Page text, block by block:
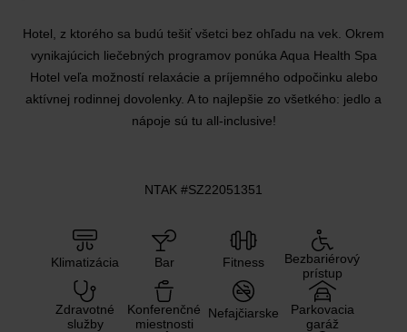
Hotel, z ktorého sa budú tešiť všetci bez ohľadu na vek. Okrem
vynikajúcich liečebných programov ponúka Aqua Health Spa
Hotel veľa možností relaxácie a príjemného odpočinku alebo
aktívnej rodinnej dovolenky. A to najlepšie zo všetkého: jedlo a
nápoje sú tu all-inclusive!
NTAK #SZ22051351
Klimatizácia Bar Fitness
Bezbariérový
prístup
Zdravotné
služby
Konferenčné
miestnosti
Nefajčiarske
Parkovacia
garáž